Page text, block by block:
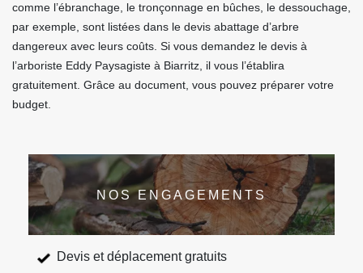
comme l’ébranchage, le tronçonnage en bûches, le dessouchage,
par exemple, sont listées dans le devis abattage d’arbre
dangereux avec leurs coûts. Si vous demandez le devis à
l’arboriste Eddy Paysagiste à Biarritz, il vous l’établira
gratuitement. Grâce au document, vous pouvez préparer votre
budget.
NOS ENGAGEMENTS
Devis et déplacement gratuits